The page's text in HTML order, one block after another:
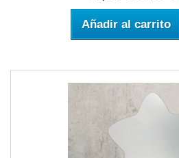
Añadir al carrito